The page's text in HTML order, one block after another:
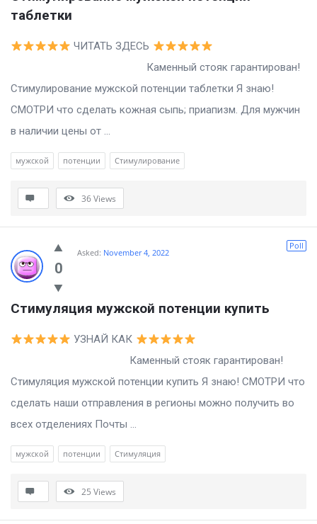
таблетки
ЧИТАТЬ ЗДЕСЬ
Каменный стояк гарантирован!
Стимулирование мужской потенции таблетки Я знаю!
СМОТРИ что сделать кожная сыпь; приапизм. Для мужчин
в наличии цены от ...
мужской потенции Стимулирование
36Views
0
Poll
Asked: November 4, 2022
Стимуляция мужской потенции купить
УЗНАЙ КАК
Каменный стояк гарантирован!
Стимуляция мужской потенции купить Я знаю! СМОТРИ что
сделать наши отправления в регионы можно получить во
всех отделениях Почты ...
мужской потенции Стимуляция
25 Views